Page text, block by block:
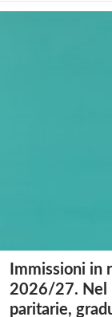
Immissioni in
2026/27. Nel
paritarie,